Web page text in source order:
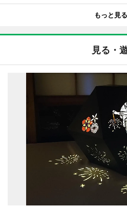
もっと見る
見る・